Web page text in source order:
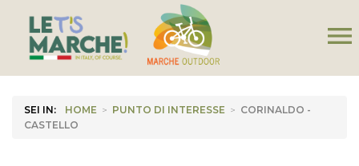
menu
SEI IN: HOME > PUNTO DI INTERESSE > CORINALDO -
CASTELLO